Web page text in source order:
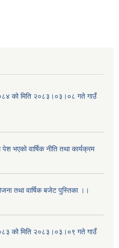
को मिति २०८३।०३।०८ गते गाउँ
भएको वार्षिक नीति तथा कार्यक्रम
तथा वार्षिक बजेट पुस्तिका ।।
को मिति २०८३।०३।०९ गते गाउँ